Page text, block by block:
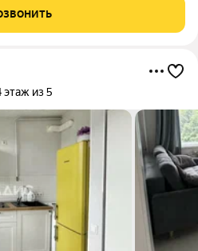
Этот объект создан для тех, кто
этаж из 5